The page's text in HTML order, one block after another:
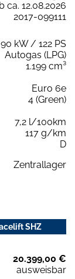
ca. 12.08.2026
2017-099111
90 kW / 122 PS
Autogas (LPG)
1.199 cm³
Euro 6e
4 (Green)
7,2 l/100km
117 g/km
D
Zentrallager
SHZ
20.399,00 €
ausweisbar